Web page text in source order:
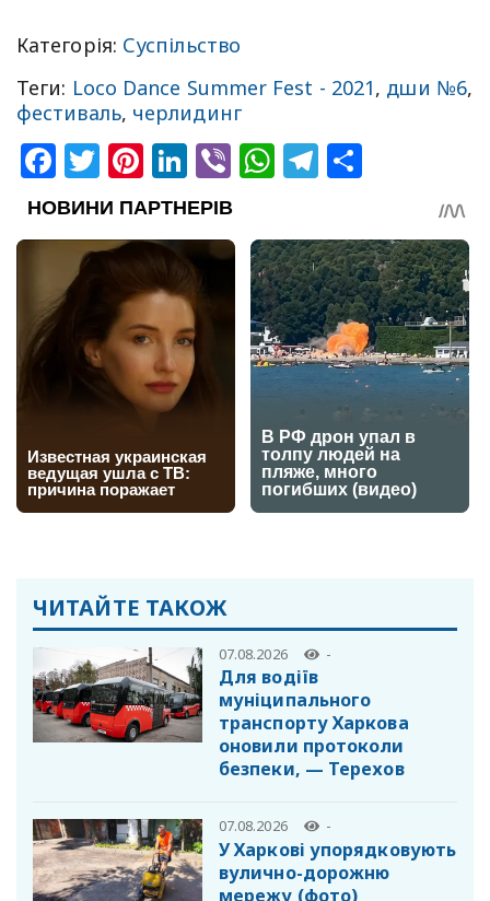
Категорія: Суспільство
Теги: Loco Dance Summer Fest - 2021, дши №6,
фестиваль, черлидинг
Facebook
Twitter
Pinterest
LinkedIn
ViberWhatsApp
Telegram
ЧИТАЙТЕ ТАКОЖ
07.08.2026 -
Для водіїв
муніципального
транспорту Харкова
оновили протоколи
безпеки, — Терехов
07.08.2026 -
У Харкові упорядковують
вулично-дорожню
мережу (фото)